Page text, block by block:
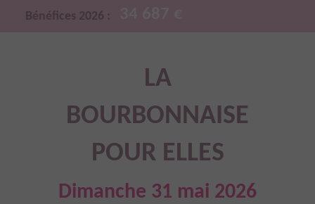
Bénéfices 2026 :
LA
BOURBONNAISE
POUR ELLES
Dimanche 31 mai 2026